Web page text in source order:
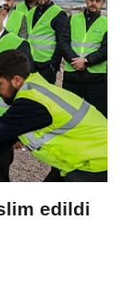
edildi